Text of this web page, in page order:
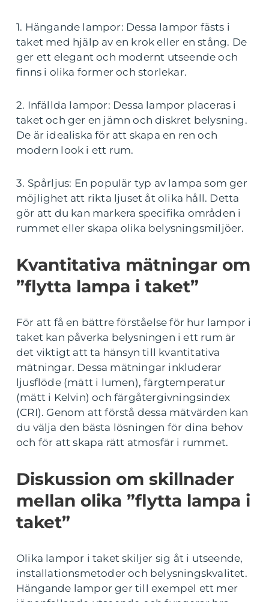
1. Hängande lampor: Dessa lampor fästs i
taket med hjälp av en krok eller en stång. De
ger ett elegant och modernt utseende och
finns i olika former och storlekar.
2. Infällda lampor: Dessa lampor placeras i
taket och ger en jämn och diskret belysning.
De är idealiska för att skapa en ren och
modern look i ett rum.
3. Spårljus: En populär typ av lampa som ger
möjlighet att rikta ljuset åt olika håll. Detta
gör att du kan markera specifika områden i
rummet eller skapa olika belysningsmiljöer.
Kvantitativa mätningar om
”flytta lampa i taket”
För att få en bättre förståelse för hur lampor i
taket kan påverka belysningen i ett rum är
det viktigt att ta hänsyn till kvantitativa
mätningar. Dessa mätningar inkluderar
ljusflöde (mätt i lumen), färgtemperatur
(mätt i Kelvin) och färgåtergivningsindex
(CRI). Genom att förstå dessa mätvärden kan
du välja den bästa lösningen för dina behov
och för att skapa rätt atmosfär i rummet.
Diskussion om skillnader
mellan olika ”flytta lampa i
taket”
Olika lampor i taket skiljer sig åt i utseende,
installationsmetoder och belysningskvalitet.
Hängande lampor ger till exempel ett mer